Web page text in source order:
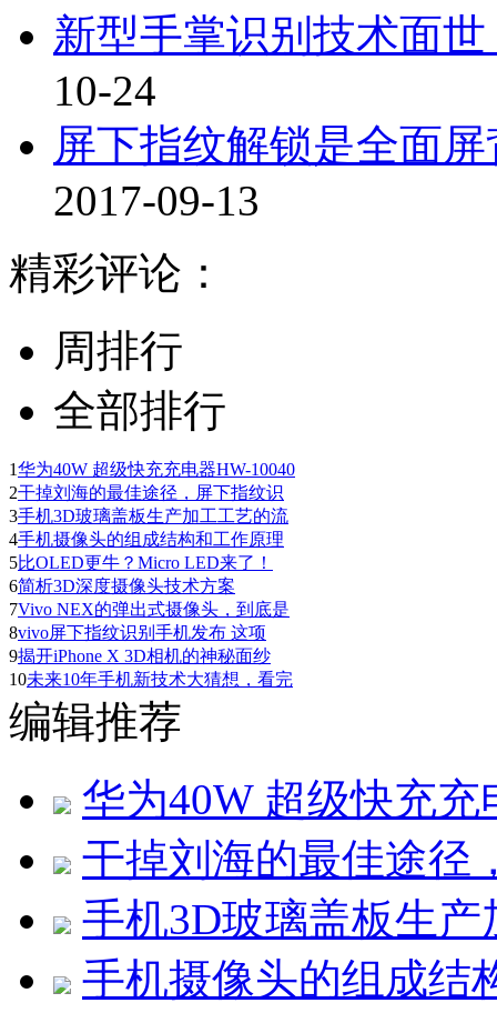
新型手掌识别技术面
10-24
屏下指纹解锁是全面
2017-09-13
精彩评论：
周排行
全部排行
1华为40W 超级快充充电器HW-10040
2干掉刘海的最佳途径，屏下指纹识
3手机3D玻璃盖板生产加工工艺的流
4手机摄像头的组成结构和工作原理
5比OLED更牛？Micro LED来了！
6简析3D深度摄像头技术方案
7Vivo NEX的弹出式摄像头，到底是
8vivo屏下指纹识别手机发布 这项
9揭开iPhone X 3D相机的神秘面纱
10未来10年手机新技术大猜想，看完
编辑推荐
华为40W 超级快充充
干掉刘海的最佳途径
手机3D玻璃盖板生
手机摄像头的组成结